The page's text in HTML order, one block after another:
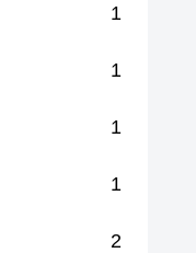
1
1
1
1
2